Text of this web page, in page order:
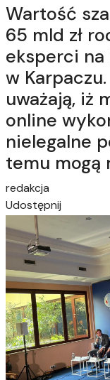
Wartość
65 mld zł
eksperci na
w
uważają, iż
online
nielegalne
temu mogą
redakcja
Udostępnij